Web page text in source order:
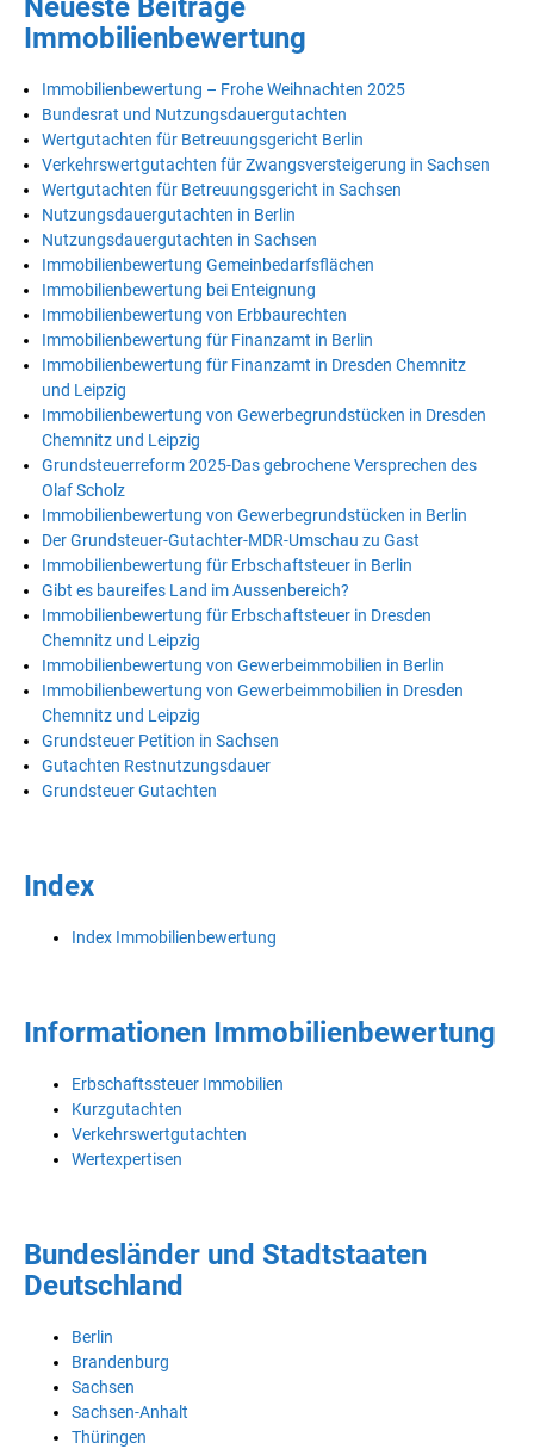
Neueste Beiträge
Immobilienbewertung
Immobilienbewertung – Frohe Weihnachten 2025
Bundesrat und Nutzungsdauergutachten
Wertgutachten für Betreuungsgericht Berlin
Verkehrswertgutachten für Zwangsversteigerung in Sachsen
Wertgutachten für Betreuungsgericht in Sachsen
Nutzungsdauergutachten in Berlin
Nutzungsdauergutachten in Sachsen
Immobilienbewertung Gemeinbedarfsflächen
Immobilienbewertung bei Enteignung
Immobilienbewertung von Erbbaurechten
Immobilienbewertung für Finanzamt in Berlin
Immobilienbewertung für Finanzamt in Dresden Chemnitz
und Leipzig
Immobilienbewertung von Gewerbegrundstücken in Dresden
Chemnitz und Leipzig
Grundsteuerreform 2025-Das gebrochene Versprechen des
Olaf Scholz
Immobilienbewertung von Gewerbegrundstücken in Berlin
Der Grundsteuer-Gutachter-MDR-Umschau zu Gast
Immobilienbewertung für Erbschaftsteuer in Berlin
Gibt es baureifes Land im Aussenbereich?
Immobilienbewertung für Erbschaftsteuer in Dresden
Chemnitz und Leipzig
Immobilienbewertung von Gewerbeimmobilien in Berlin
Immobilienbewertung von Gewerbeimmobilien in Dresden
Chemnitz und Leipzig
Grundsteuer Petition in Sachsen
Gutachten Restnutzungsdauer
Grundsteuer Gutachten
Index
Index Immobilienbewertung
Informationen Immobilienbewertung
Erbschaftssteuer Immobilien
Kurzgutachten
Verkehrswertgutachten
Wertexpertisen
Bundesländer und Stadtstaaten
Deutschland
Berlin
Brandenburg
Sachsen
Sachsen-Anhalt
Thüringen